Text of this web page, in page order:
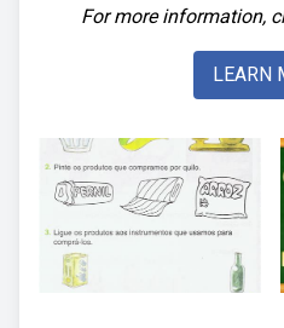
For more information,
LEARN